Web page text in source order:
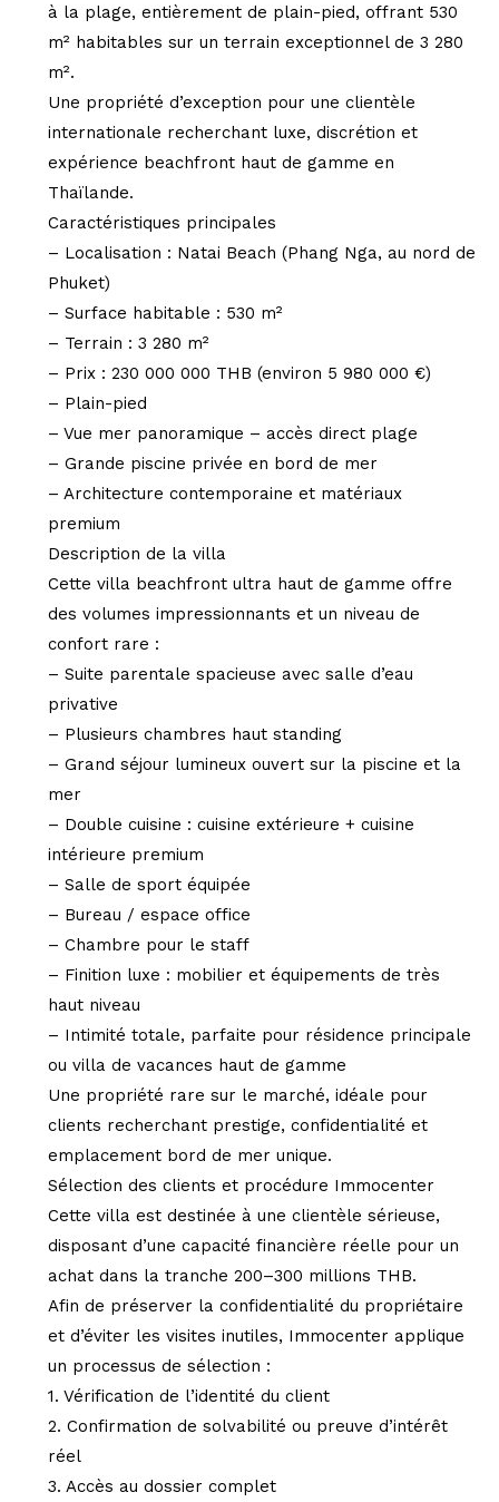
à la plage, entièrement de plain-pied, offrant 530
m² habitables sur un terrain exceptionnel de 3 280
m².
Une propriété d’exception pour une clientèle
internationale recherchant luxe, discrétion et
expérience beachfront haut de gamme en
Thaïlande.
Caractéristiques principales
– Localisation : Natai Beach (Phang Nga, au nord de
Phuket)
– Surface habitable : 530 m²
– Terrain : 3 280 m²
– Prix : 230 000 000 THB (environ 5 980 000 €)
– Plain-pied
– Vue mer panoramique – accès direct plage
– Grande piscine privée en bord de mer
– Architecture contemporaine et matériaux
premium
Description de la villa
Cette villa beachfront ultra haut de gamme offre
des volumes impressionnants et un niveau de
confort rare :
– Suite parentale spacieuse avec salle d’eau
privative
– Plusieurs chambres haut standing
– Grand séjour lumineux ouvert sur la piscine et la
mer
– Double cuisine : cuisine extérieure + cuisine
intérieure premium
– Salle de sport équipée
– Bureau / espace office
– Chambre pour le staff
– Finition luxe : mobilier et équipements de très
haut niveau
– Intimité totale, parfaite pour résidence principale
ou villa de vacances haut de gamme
Une propriété rare sur le marché, idéale pour
clients recherchant prestige, confidentialité et
emplacement bord de mer unique.
Sélection des clients et procédure Immocenter
Cette villa est destinée à une clientèle sérieuse,
disposant d’une capacité financière réelle pour un
achat dans la tranche 200–300 millions THB.
Afin de préserver la confidentialité du propriétaire
et d’éviter les visites inutiles, Immocenter applique
un processus de sélection :
1. Vérification de l’identité du client
2. Confirmation de solvabilité ou preuve d’intérêt
réel
3. Accès au dossier complet